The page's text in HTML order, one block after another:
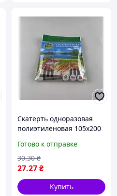
Скатерть одноразовая
полиэтиленовая 105x200
праздничная скатерка
Готово к отправке
27.27₴
30.30 ₴
Купить